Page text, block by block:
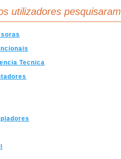
utilizadores pesquisaram
Tecnica